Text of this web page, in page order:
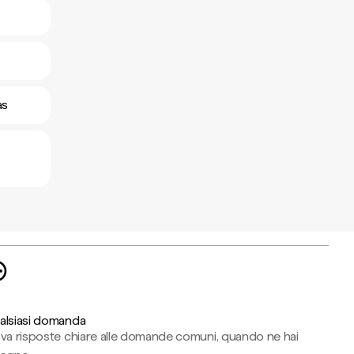
domanda
risposte chiare alle domande comuni, quando ne hai